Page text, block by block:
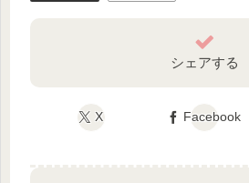
シェアする
X Facebook